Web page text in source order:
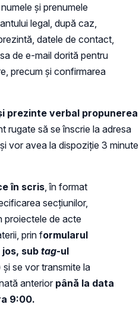
numele și prenumele
legal, după caz,
datele de contact,
de e-mail dorită pentru
precum și confirmarea
prezinte verbal propunerea
rugate să se înscrie la adresa
vor avea la dispoziție 3 minute
în scris , în format
secțiunilor,
proiectele de acte
prin formularul
sub tag-ul
și se vor transmite la
anterior până la data
9:00.